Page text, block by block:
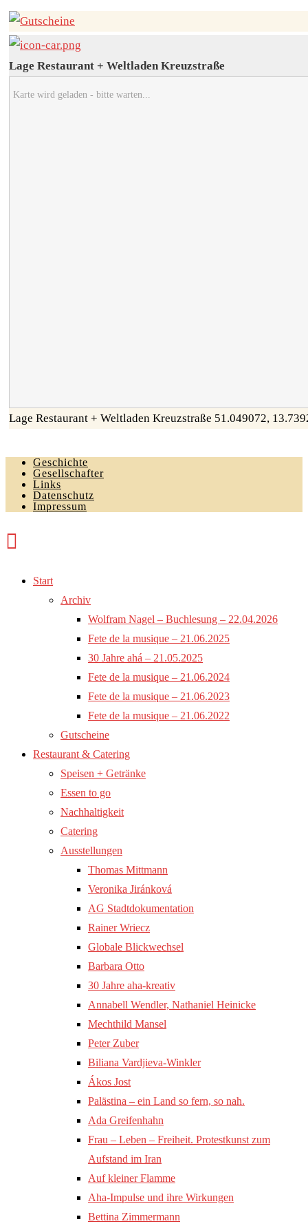
Lage Restaurant + Weltladen Kreuzstraße
Karte wird geladen - bitte warten...
Lage Restaurant + Weltladen Kreuzstraße 51.049072,
Geschichte
Gesellschafter
Links
Datenschutz
Impressum
Start
Archiv
Wolfram Nagel – Buchlesung – 22.04.2026
Fete de la musique – 21.06.2025
30 Jahre ahá – 21.05.2025
Fete de la musique – 21.06.2024
Fete de la musique – 21.06.2023
Fete de la musique – 21.06.2022
Gutscheine
Restaurant & Catering
Speisen + Getränke
Essen to go
Nachhaltigkeit
Catering
Ausstellungen
Thomas Mittmann
Veronika Jiránková
AG Stadtdokumentation
Rainer Wriecz
Globale Blickwechsel
Barbara Otto
30 Jahre aha-kreativ
Annabell Wendler, Nathaniel Heinicke
Mechthild Mansel
Peter Zuber
Biliana Vardjieva-Winkler
Ákos Jost
Palästina – ein Land so fern, so nah.
Ada Greifenhahn
Frau – Leben – Freiheit. Protestkunst zum
Aufstand im Iran
Auf kleiner Flamme
Aha-Impulse und ihre Wirkungen
Bettina Zimmermann